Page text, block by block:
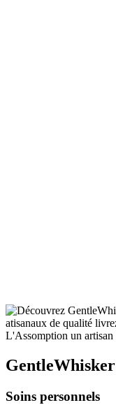
GentleWhisker
Soins personnels